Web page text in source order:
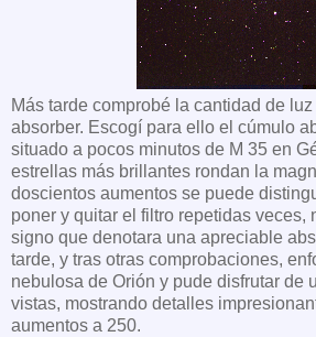
Más tarde comprobé la cantidad de
absorber. Escogí para ello el cúmulo
situado a pocos minutos de M 35 en
estrellas más brillantes rondan la
doscientos aumentos se puede
poner y quitar el filtro repetidas veces,
signo que denotara una apreciable
tarde, y tras otras comprobaciones,
nebulosa de Orión y pude disfrutar de
vistas, mostrando detalles
aumentos a 250.